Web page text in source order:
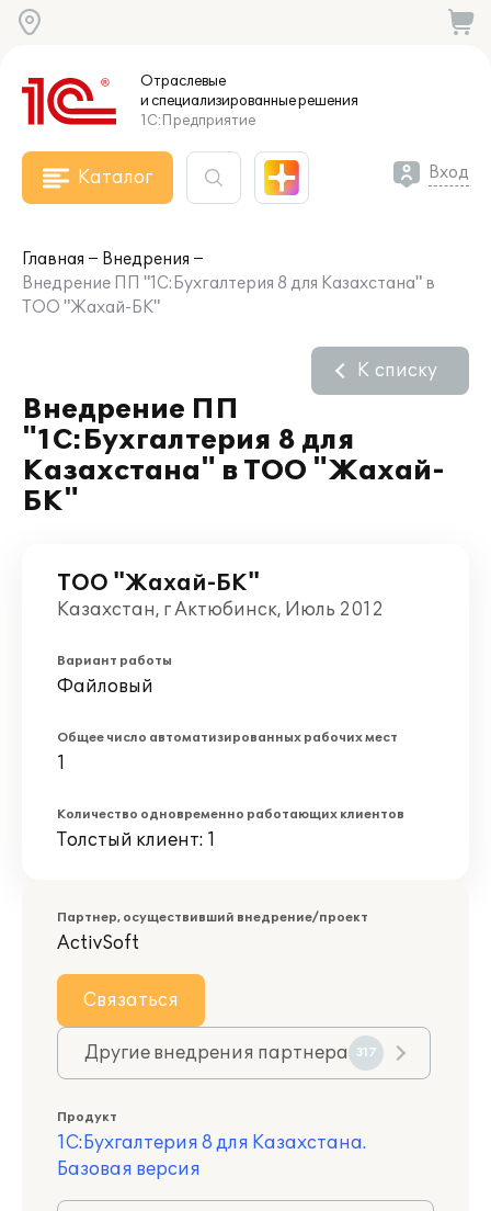
Отраслевые
и специализированныерешения
1С:Предприятие
Каталог Вход
Главная
Внедрения
Внедрение ПП "1С:Бухгалтерия 8 для Казахстана" в
ТОО "Жахай-БК"
Внедрение ПП
"1С:Бухгалтерия 8 для
Казахстана" в ТОО "Жахай-
БК"
К списку
ТОО "Жахай-БК"
Казахстан, г Актюбинск, Июль 2012
Вариант работы
Файловый
Общее число автоматизированных рабочих мест
1
Количество одновременно работающих клиентов
Толстый клиент: 1
Партнер, осуществивший внедрение/проект
ActivSoft
Связаться
Другие внедрения партнера 317
Продукт
1С:Бухгалтерия 8 для Казахстана.
Базовая версия